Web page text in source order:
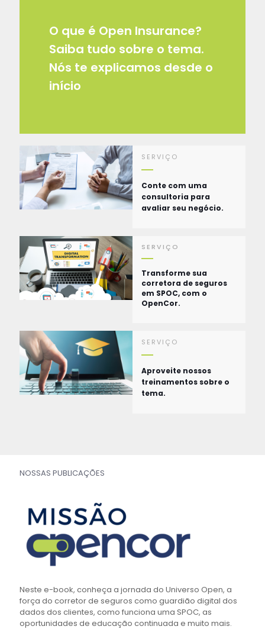
O que é Open Insurance?
Saiba tudo sobre o tema.
Nós te explicamos desde o
início
SERVIÇO
Conte com uma
consultoria para
avaliar seu negócio.
SERVIÇO
Transforme sua
corretora de seguros
em SPOC, com o
OpenCor.
SERVIÇO
Aproveite nossos
treinamentos sobre o
tema.
NOSSAS PUBLICAÇÕES
Neste e-book, conheça a jornada do Universo Open, a
força do corretor de seguros como guardião digital dos
dados dos clientes, como funciona uma SPOC, as
oportunidades de educação continuada e muito mais.